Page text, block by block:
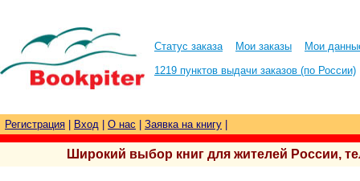
Статус заказа Мои заказы
Мои
1219 пунктов выдачи заказов (по России)
Регистрация Вход О нас Заявка на книгу
Широкий выбор книг для жителей России,